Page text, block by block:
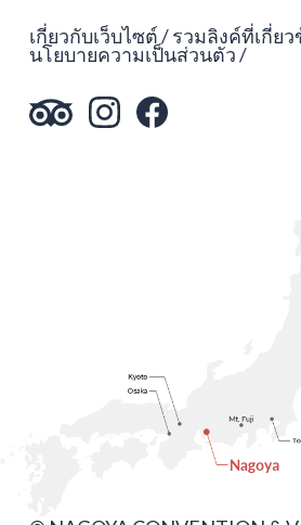
เกี่ยวกับเว็บไซต์ รวมลิงค์ที่เกี่ยว
นโยบายความเป็นส่วนตัว